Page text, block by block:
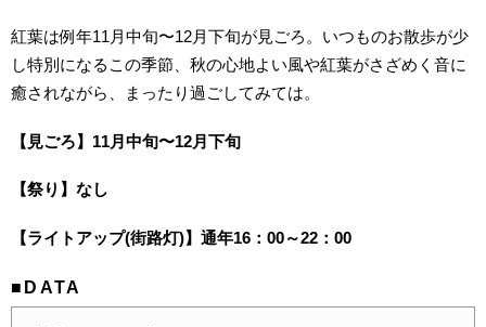
紅葉は例年11月中旬〜12月下旬が見ごろ。いつものお散歩が少
し特別になるこの季節、秋の心地よい風や紅葉がさざめく音に
癒されながら、まったり過ごしてみては。
【見ごろ】11月中旬〜12月下旬
【祭り】なし
【ライトアップ(街路灯)】通年16：00～22：00
■DATA